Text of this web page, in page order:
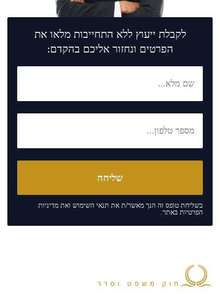
לקבלת ייעוץ ללא התחייבות מלאו את
הפרטים ונחזור אליכם בהקדם:
בשליחת טופס זה הנך מאשר/ת את תנאי השימוש ואת מדיניות
הפרטיות באתר.